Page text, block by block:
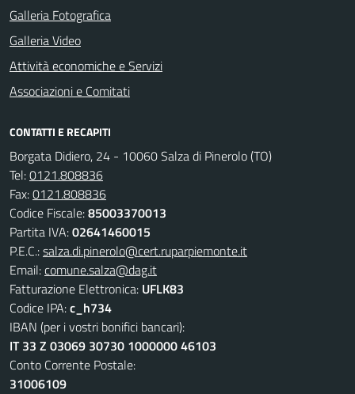
Galleria Fotografica
Galleria Video
Attività economiche e Servizi
Associazioni e Comitati
CONTATTI E RECAPITI
Borgata Didiero, 24 - 10060 Salza di Pinerolo (TO)
Tel:0121.808836
Fax:0121.808836
Codice Fiscale:85003370013
Partita IVA:02641460015
P.E.C.:salza.di.pinerolo@cert.ruparpiemonte.it
Email:comune.salza@dag.it
Fatturazione Elettronica: UFLK83
Codice IPA:c_h734
IBAN (per i vostri bonifici bancari):
IT 33 Z 03069 30730 1000000 46103
Conto Corrente Postale:
31006109